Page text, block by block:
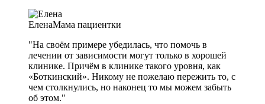
ЕленаМама пациентки
"На своём примере убедилась, что помочь в
лечении от зависимости могут только в хорошей
клинике. Причём в клинике такого уровня, как
«Боткинский». Никому не пожелаю пережить то, с
чем столкнулись, но наконец то мы можем забыть
об этом."